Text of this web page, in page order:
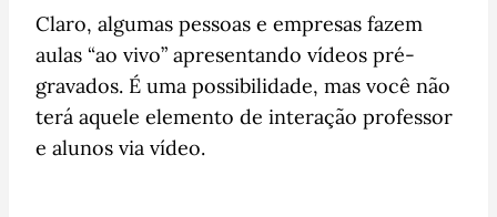
Claro, algumas pessoas e empresas fazem
aulas “ao vivo” apresentando vídeos pré-
gravados. É uma possibilidade, mas você não
terá aquele elemento de interação professor
e alunos via vídeo.